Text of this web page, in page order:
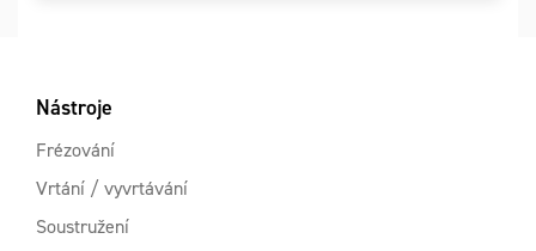
Nástroje
Frézování
Vrtání / vyvrtávání
Soustružení